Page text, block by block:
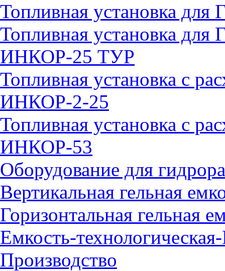
Топливная установка
Топливная установка
ИНКОР-25 ТУР
Топливная установка с
ИНКОР-2-25
Топливная установка с
ИНКОР-53
Оборудование для
Вертикальная гельная
Горизонтальная гельная
Емкость-
Производство